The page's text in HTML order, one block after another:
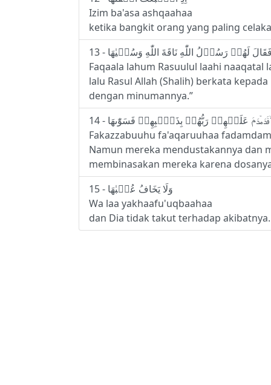
Izim ba'asa ashqaahaa
ketika bangkit orang yang paling
Faqaala lahum Rasuulul laahi naaqatal
lalu Rasul Allah (Shalih) berkata
dengan minumannya.”
Fakazzabuuhu fa'aqaruuhaa
Namun mereka mendustakannya dan
membinasakan mereka karena
Wa laa yakhaafu'uqbaahaa
dan Dia tidak takut terhadap akibatnya.